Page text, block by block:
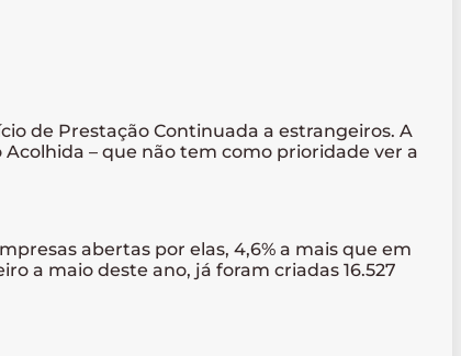
de Prestação Continuada a estrangeiros. A
– que não tem como prioridade ver a
abertas por elas, 4,6% a mais que em
a maio deste ano, já foram criadas 16.527